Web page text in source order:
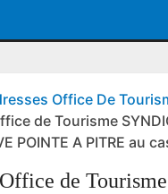
Office De
de Tourisme
POINTE A PITRE au
de